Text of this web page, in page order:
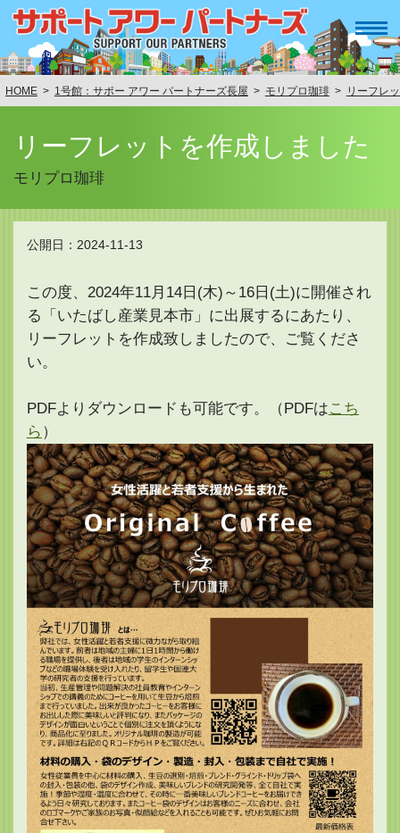
HOME 1号館：サポー アワー パートナーズ長屋 モリプロ珈琲 リーフレ
リーフレットを作成しました
モリプロ珈琲
公開日：2024-11-13
この度、2024年11月14日(木)～16日(土)に開催され
る「いたばし産業見本市」に出展するにあたり、
リーフレットを作成致しましたので、ご覧くださ
い。
PDFよりダウンロードも可能です。（PDFはこち
ら ）